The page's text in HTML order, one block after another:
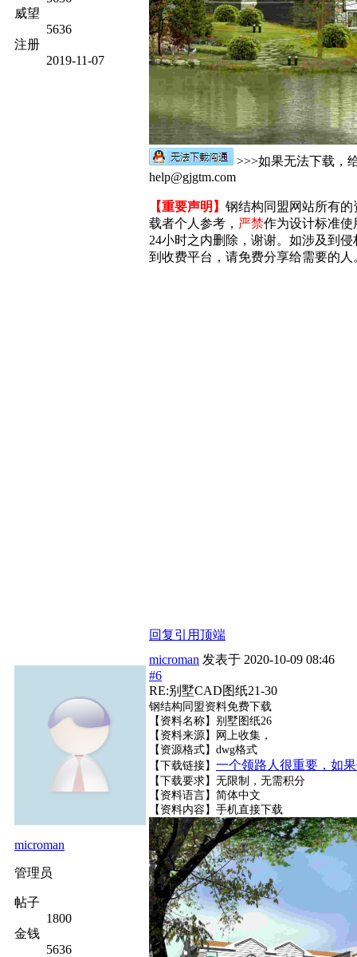
威望
5636
注册
2019-11-07
>>>如果无法下载，
help@gjgtm.com
【重要声明】 钢结构同盟网站所有
载者个人参考， 严禁作为设计标准
24小时之内删除，谢谢。如涉及到
到收费平台，请免费分享给需要的人
回复引用顶端
microman
管理员
帖子
1800
金钱
5636
microman 发表于 2020-10-09 08:46
#6
RE:别墅CAD图纸21-30
钢结构同盟资料免费下载
【资料名称】别墅图纸26
【资料来源】网上收集，
【资源格式】dwg格式
【下载链接】 一个领路人很重要，如
【下载要求】无限制，无需积分
【资料语言】简体中文
【资料内容】 手机直接下载